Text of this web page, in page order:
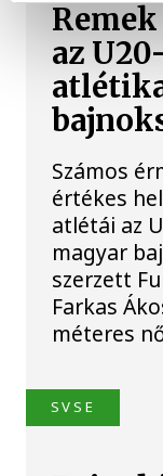
Remek
az
Számos
értékes
atlétái az
magyar
szerzett
Farkas
méteres
SVSE